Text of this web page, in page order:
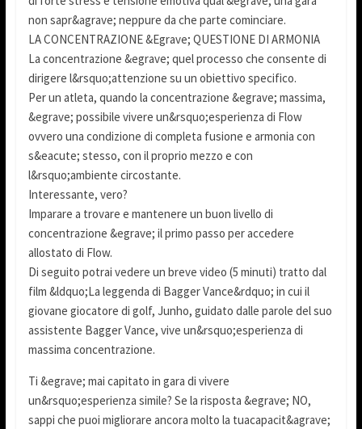
non sapr&agrave; neppure da che parte cominciare.
LA CONCENTRAZIONE &Egrave; QUESTIONE DI ARMONIA
La concentrazione &egrave; quel processo che consente di
dirigere l&rsquo;attenzione su un obiettivo specifico.
Per un atleta, quando la concentrazione &egrave; massima,
&egrave; possibile vivere un&rsquo;esperienza di Flow
ovvero una condizione di completa fusione e armonia con
s&eacute; stesso, con il proprio mezzo e con
l&rsquo;ambiente circostante.
Interessante, vero?
Imparare a trovare e mantenere un buon livello di
concentrazione &egrave; il primo passo per accedere
allostato di Flow.
Di seguito potrai vedere un breve video (5 minuti) tratto dal
film &ldquo;La leggenda di Bagger Vance&rdquo; in cui il
giovane giocatore di golf, Junho, guidato dalle parole del suo
assistente Bagger Vance, vive un&rsquo;esperienza di
massima concentrazione.
Ti &egrave; mai capitato in gara di vivere
un&rsquo;esperienza simile? Se la risposta &egrave; NO,
sappi che puoi migliorare ancora molto la tuacapacit&agrave;